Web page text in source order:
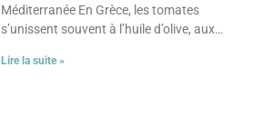
Méditerranée En Grèce, les tomates
s’unissent souvent à l’huile d’olive, aux
en
Lire la suite »